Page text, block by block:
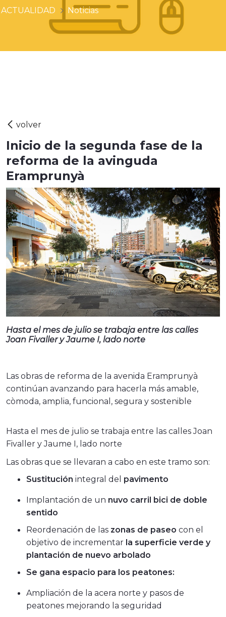
ACTUALIDAD Noticias
Inicio de la segunda fase de la
reforma de la avinguda
Eramprunyà
Hasta el mes de julio se trabaja entre las calles
Joan Fivaller y Jaume I, lado norte
Las obras de reforma de la avenida Eramprunyà
continúan avanzando para hacerla más amable,
còmoda, amplia, funcional, segura y sostenible
Hasta el mes de julio se trabaja entre las calles Joan
Fivaller y Jaume I, lado norte
Las obras que se llevaran a cabo en este tramo son:
Sustitución integral del pavimento
Implantación de un nuvo carril bici de doble
sentido
Reordenación de las zonas de paseo con el
objetivo de incrementar la superficie verde y
plantación de nuevo arbolado
Se gana espacio para los peatones:
Ampliación de la acera norte y pasos de
peatones mejorando la seguridad